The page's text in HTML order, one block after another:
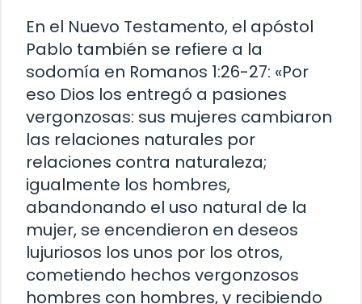
En el Nuevo Testamento, el apóstol
Pablo también se refiere a la
sodomía en Romanos 1:26-27: «Por
eso Dios los entregó a pasiones
vergonzosas: sus mujeres cambiaron
las relaciones naturales por
relaciones contra naturaleza;
igualmente los hombres,
abandonando el uso natural de la
mujer, se encendieron en deseos
lujuriosos los unos por los otros,
cometiendo hechos vergonzosos
hombres con hombres, y recibiendo